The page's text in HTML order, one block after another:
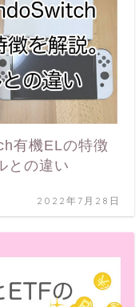
有機ELの特徴
との違い
2022年7月28日